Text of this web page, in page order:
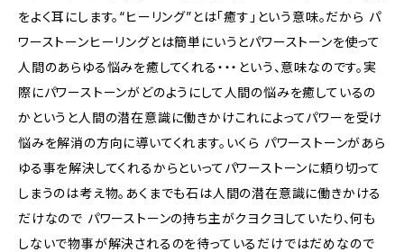
をよく耳にします。“ヒーリング”とは｢癒す｣という意味。だから パ
ワーストーンヒーリングとは簡単にいうとパワーストーンを使って
人間のあらゆる悩みを癒してくれる・・・という、意味なのです。実
際にパワーストーンがどのようにして人間の悩みを癒しているの
かというと人間の潜在意識に働きかけこれによってパワーを受け
悩みを解消の方向に導いてくれます。いくら パワーストーンがあら
ゆる事を解決してくれるからといってパワーストーンに頼り切って
しまうのは考え物。あくまでも石は人間の潜在意識に働きかける
だけなので パワーストーンの持ち主がクヨクヨしていたり、何も
しないで物事が解決されるのを待っているだけではだめなので